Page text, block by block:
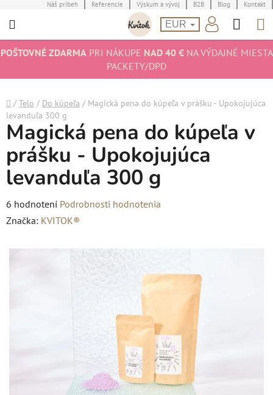
na
Náš príbeh Referencie Výskum a vývoj B2B Blog Kontakt
EUR
POŠTOVNÉ ZDARMAPRI NÁKUPE NAD 40 €NA VÝDAJNÉ MIESTA
PACKETY/DPD
Domov
/ Telo / Do kúpeľa / Magická pena do kúpeľa v prášku - Upokojujúca
levanduľa 300 g
Magická pena do kúpeľa v
prášku - Upokojujúca
levanduľa 300 g
Priemerné
hodnotenie
6 hodnotení Podrobnosti hodnotenia
Značka: KVITOK®